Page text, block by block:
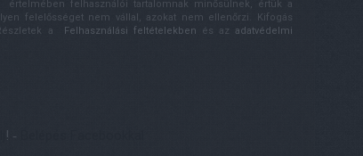
értelmében felhasználói tartalomnak minősülnek, értük a
felelősséget nem vállal, azokat nem ellenőrzi. Kifogás
a
Felhasználási feltételekben és az adatvédelmi
! ‐